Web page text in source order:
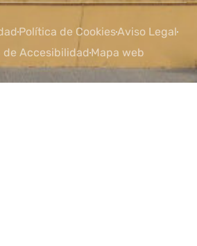
Política de CookiesAviso Legal
de Accesibilidad Mapa web